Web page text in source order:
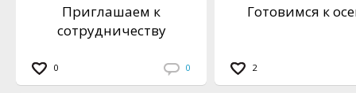
0 0
Приглашаем к
сотрудничеству
2
Готовимся к